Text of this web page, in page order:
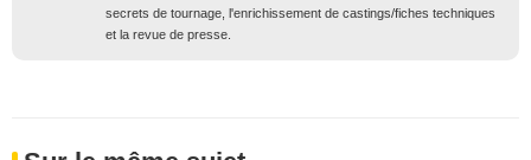
secrets de tournage, l'enrichissement de castings/fiches techniques
et la revue de presse.